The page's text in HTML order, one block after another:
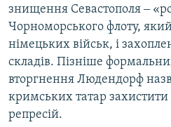
знищення Севастополя ‒
Чорноморського флоту,
німецьких військ, і
складів. Пізніше
вторгнення Людендорф
кримських татар захистити
репресій.